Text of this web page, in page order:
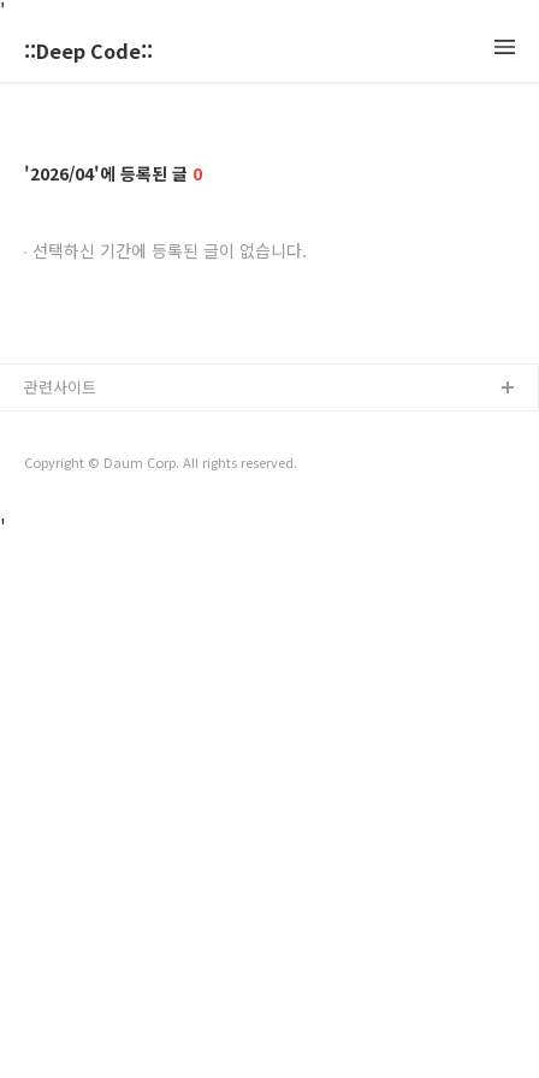
'
::Deep Code::
2026/04 0
선택하신 기간에 등록된 글이 없습니다.
Copyright © Daum Corp. All rights reserved.
관련사이트
'